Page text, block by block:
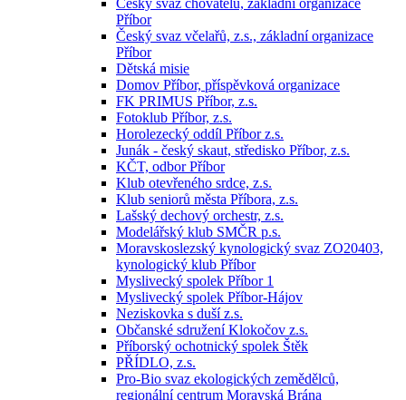
Český svaz chovatelů, základní organizace
Příbor
Český svaz včelařů, z.s., základní organizace
Příbor
Dětská misie
Domov Příbor, příspěvková organizace
FK PRIMUS Příbor, z.s.
Fotoklub Příbor, z.s.
Horolezecký oddíl Příbor z.s.
Junák - český skaut, středisko Příbor, z.s.
KČT, odbor Příbor
Klub otevřeného srdce, z.s.
Klub seniorů města Příbora, z.s.
Lašský dechový orchestr, z.s.
Modelářský klub SMČR p.s.
Moravskoslezský kynologický svaz ZO20403,
kynologický klub Příbor
Myslivecký spolek Příbor 1
Myslivecký spolek Příbor-Hájov
Neziskovka s duší z.s.
Občanské sdružení Klokočov z.s.
Příborský ochotnický spolek Štěk
PŘÍDLO, z.s.
Pro-Bio svaz ekologických zemědělců,
regionální centrum Moravská Brána